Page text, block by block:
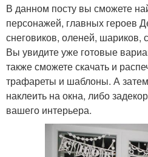
В данном посту вы сможете
персонажей, главных героев
снеговиков, оленей, шариков,
Вы увидите уже готовые
также сможете скачать и
трафареты и шаблоны. А затем
наклеить на окна, либо
вашего интерьера.